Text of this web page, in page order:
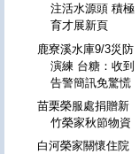
注活水源頭 積極
育才展新頁
鹿寮溪水庫9/3災防
演練 台糖：收到
告警簡訊免驚慌
苗栗榮服處捐贈新
竹榮家秋節物資
白河榮家關懷住院